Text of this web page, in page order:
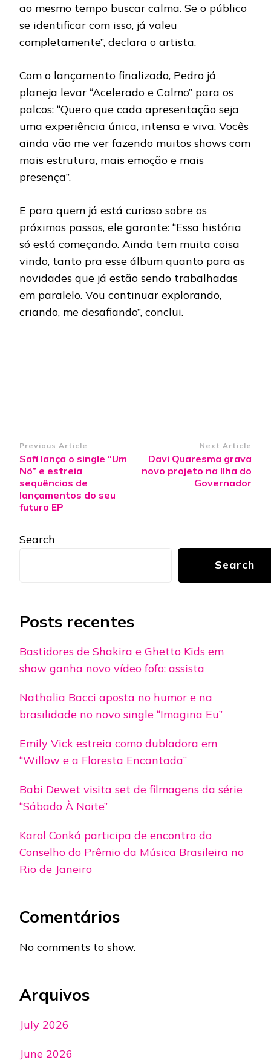
ao mesmo tempo buscar calma. Se o público
se identificar com isso, já valeu
completamente”, declara o artista.
Com o lançamento finalizado, Pedro já
planeja levar “Acelerado e Calmo” para os
palcos: “Quero que cada apresentação seja
uma experiência única, intensa e viva. Vocês
ainda vão me ver fazendo muitos shows com
mais estrutura, mais emoção e mais
presença”.
E para quem já está curioso sobre os
próximos passos, ele garante: “Essa história
só está começando. Ainda tem muita coisa
vindo, tanto pra esse álbum quanto para as
novidades que já estão sendo trabalhadas
em paralelo. Vou continuar explorando,
criando, me desafiando”, conclui.
Post
Navigation
Previous Article
Safí lança o single “Um
Nó” e estreia
sequências de
lançamentos do seu
futuro EP
Next Article
Davi Quaresma grava
novo projeto na Ilha do
Governador
Search
Search
Posts recentes
Bastidores de Shakira e Ghetto Kids em
show ganha novo vídeo fofo; assista
Nathalia Bacci aposta no humor e na
brasilidade no novo single “Imagina Eu”
Emily Vick estreia como dubladora em
“Willow e a Floresta Encantada”
Babi Dewet visita set de filmagens da série
“Sábado À Noite”
Karol Conká participa de encontro do
Conselho do Prêmio da Música Brasileira no
Rio de Janeiro
Comentários
No comments to show.
Arquivos
July 2026
June 2026